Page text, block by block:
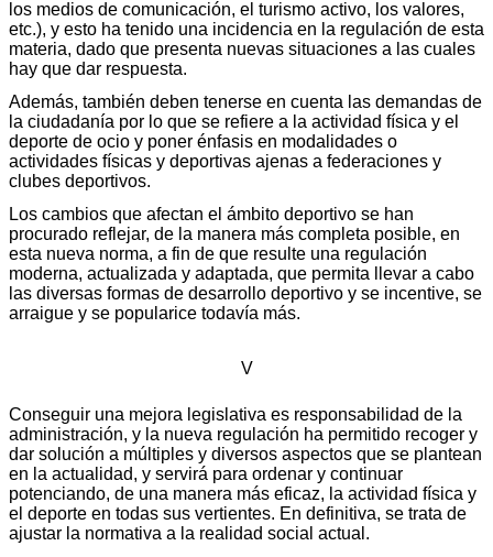
los medios de comunicación, el turismo activo, los valores,
etc.), y esto ha tenido una incidencia en la regulación de esta
materia, dado que presenta nuevas situaciones a las cuales
hay que dar respuesta.
Además, también deben tenerse en cuenta las demandas de
la ciudadanía por lo que se refiere a la actividad física y el
deporte de ocio y poner énfasis en modalidades o
actividades físicas y deportivas ajenas a federaciones y
clubes deportivos.
Los cambios que afectan el ámbito deportivo se han
procurado reflejar, de la manera más completa posible, en
esta nueva norma, a fin de que resulte una regulación
moderna, actualizada y adaptada, que permita llevar a cabo
las diversas formas de desarrollo deportivo y se incentive, se
arraigue y se popularice todavía más.
V
Conseguir una mejora legislativa es responsabilidad de la
administración, y la nueva regulación ha permitido recoger y
dar solución a múltiples y diversos aspectos que se plantean
en la actualidad, y servirá para ordenar y continuar
potenciando, de una manera más eficaz, la actividad física y
el deporte en todas sus vertientes. En definitiva, se trata de
ajustar la normativa a la realidad social actual.